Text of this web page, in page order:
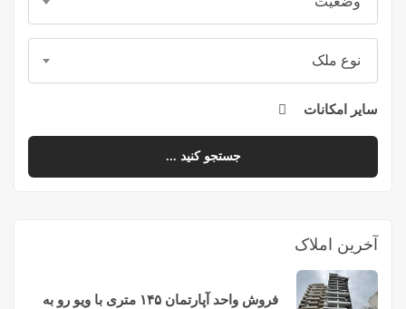
نوع ملک
سایر امکانات
جستجو کنید ...
آخرین املاک
فروش واحد آپارتمان ۱۴۵ متری با ویو رو به